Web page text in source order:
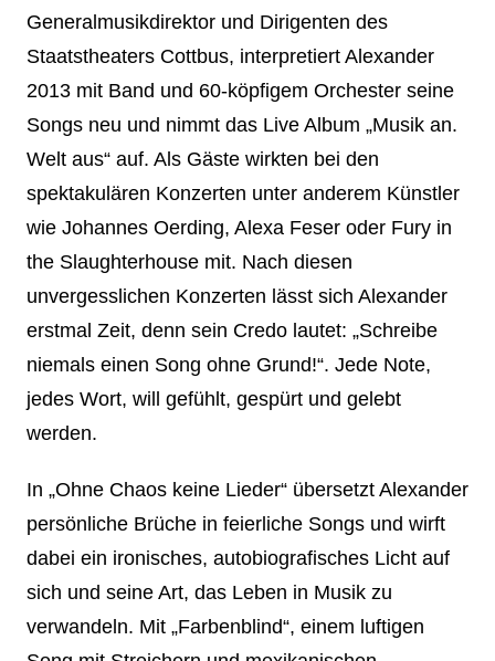
Generalmusikdirektor und Dirigenten des
Staatstheaters Cottbus, interpretiert Alexander
2013 mit Band und 60-köpfigem Orchester seine
Songs neu und nimmt das Live Album „Musik an.
Welt aus“ auf. Als Gäste wirkten bei den
spektakulären Konzerten unter anderem Künstler
wie Johannes Oerding, Alexa Feser oder Fury in
the Slaughterhouse mit. Nach diesen
unvergesslichen Konzerten lässt sich Alexander
erstmal Zeit, denn sein Credo lautet: „Schreibe
niemals einen Song ohne Grund!“. Jede Note,
jedes Wort, will gefühlt, gespürt und gelebt
werden.
In „Ohne Chaos keine Lieder“ übersetzt Alexander
persönliche Brüche in feierliche Songs und wirft
dabei ein ironisches, autobiografisches Licht auf
sich und seine Art, das Leben in Musik zu
verwandeln. Mit „Farbenblind“, einem luftigen